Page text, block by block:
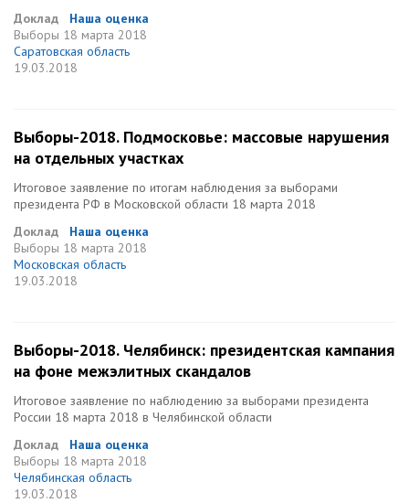
Доклад
Наша оценка
Выборы 18 марта 2018
Саратовская область
19.03.2018
Выборы-2018. Подмосковье: массовые нарушения
на отдельных участках
Итоговое заявление по итогам наблюдения за выборами
президента РФ в Московской области 18 марта 2018
Доклад
Наша оценка
Выборы 18 марта 2018
Московская область
19.03.2018
Выборы-2018. Челябинск: президентская кампания
на фоне межэлитных скандалов
Итоговое заявление по наблюдению за выборами президента
России 18 марта 2018 в Челябинской области
Доклад
Наша оценка
Выборы 18 марта 2018
Челябинская область
19.03.2018